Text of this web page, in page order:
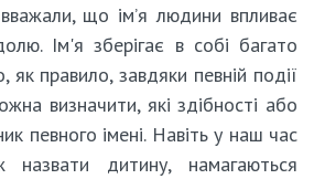
що ім’я людини впливає
Ім'я зберігає в собі багато
як правило, завдяки певній події
визначити, які здібності або
певного імені. Навіть у наш час
дитину, намагаються